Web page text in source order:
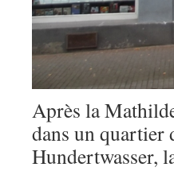
Après la
dans un quartier
Hundertwasser,